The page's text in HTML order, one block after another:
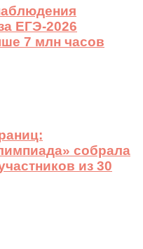
ЕГЭ-2026
7 млн часов
собрала
из 30